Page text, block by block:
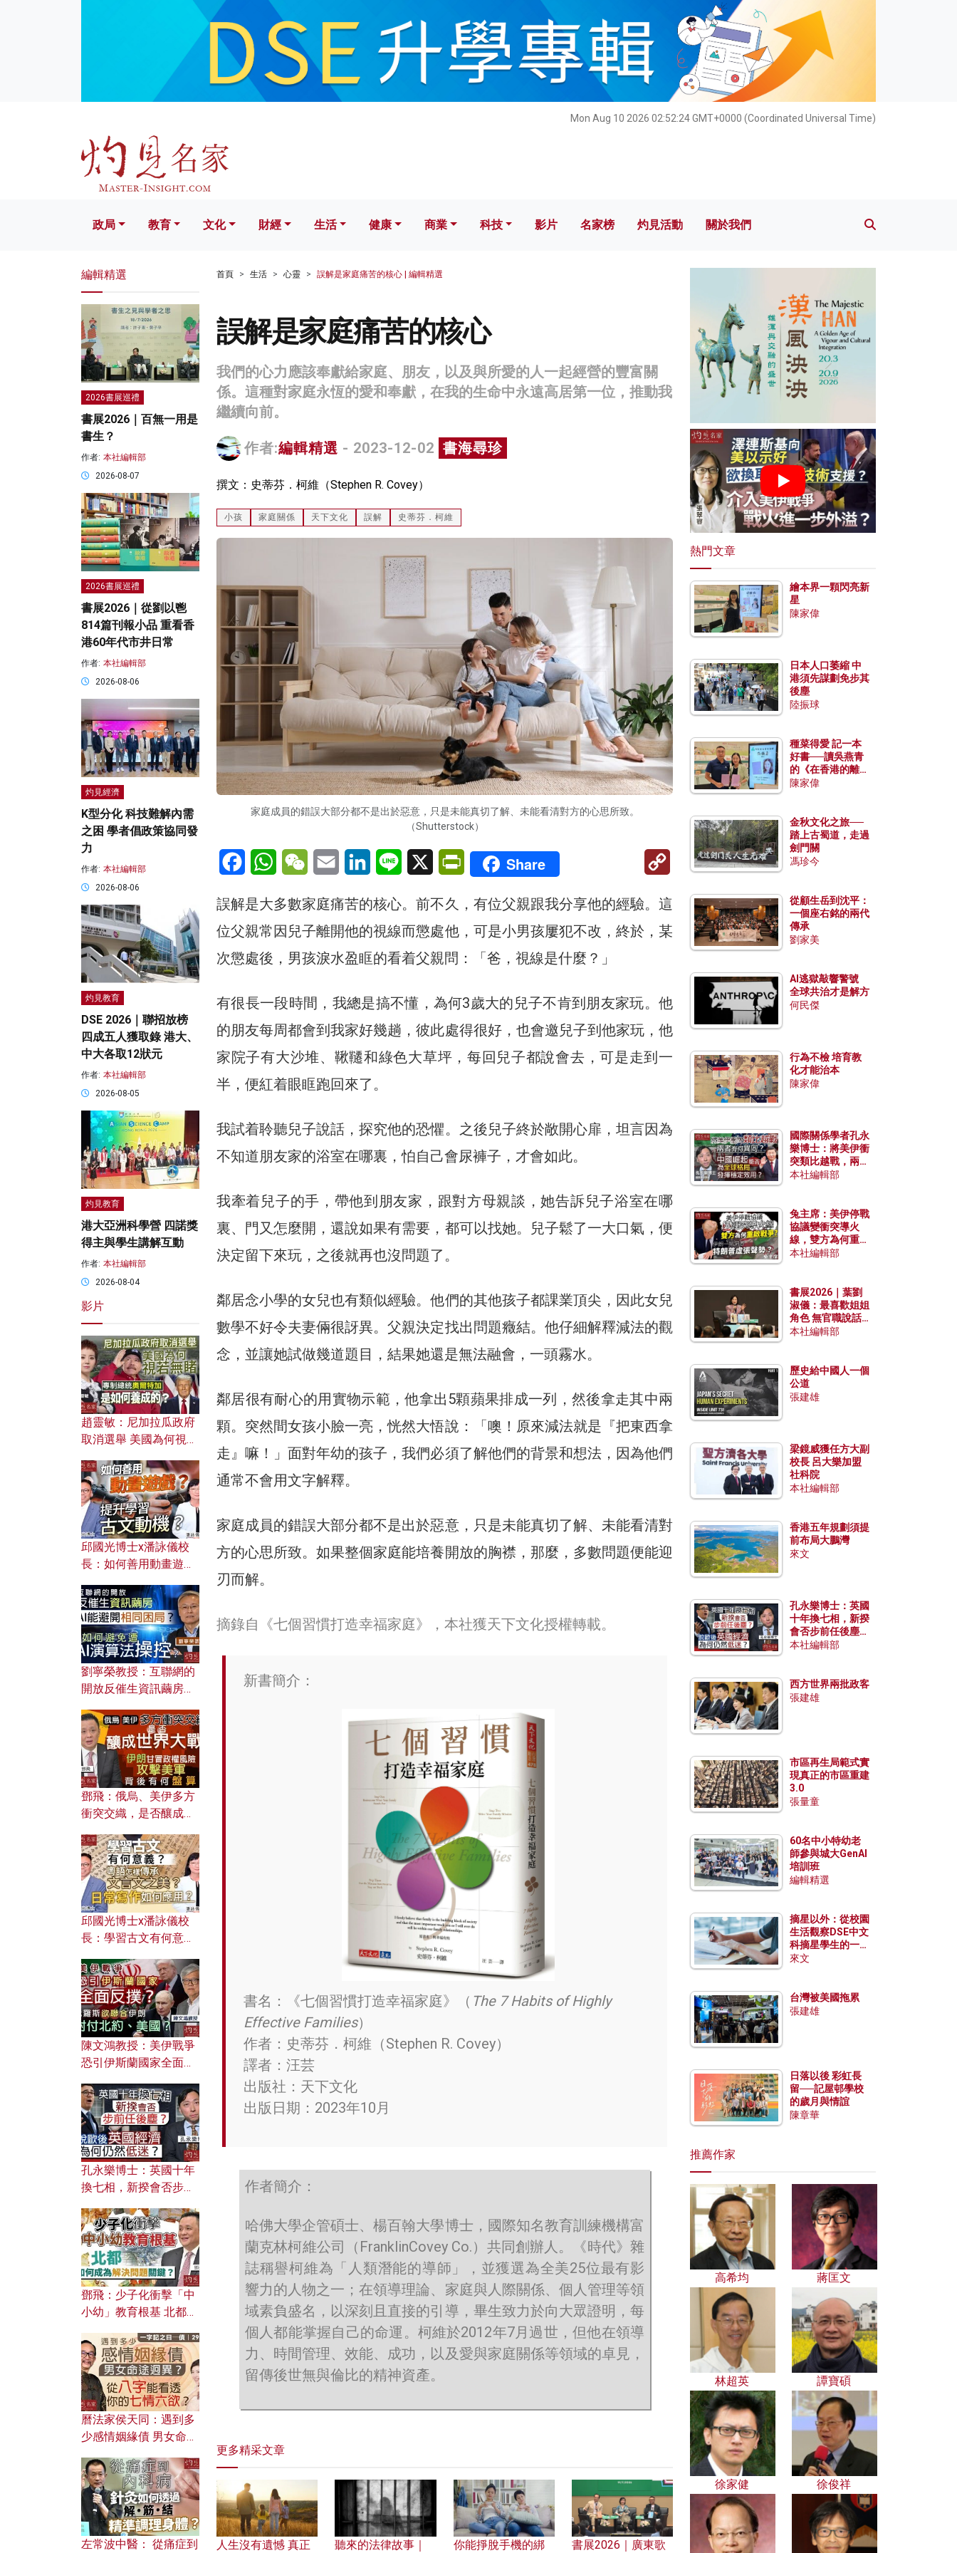
Mon Aug 10 2026 02:52:25 GMT+0000 (Coordinated Universal Time)
文化 財經 生活 健康 科技 影片 名家榜 灼見活動 關於我們
政局 教育 文化 財經 生活 健康 商業 科技 影片 名家榜 灼見活動 關於我們
首頁 生活 心靈 誤解是家庭痛苦的核心 | 編輯精選
誤解是家庭痛苦的核心
我們的心力應該奉獻給家庭、朋友，以及與所愛的人一起經營的豐富關
係。這種對家庭永恆的愛和奉獻，在我的生命中永遠高居第一位，推動我
繼續向前。
作者:編輯精選 - 2023-12-02 書海尋珍
撰文：史蒂芬．柯維（Stephen R. Covey）
小孩 家庭關係 天下文化 誤解 史蒂芬．柯維
家庭成員的錯誤大部分都不是出於惡意，只是未能真切了解、未能看清對方的心思所致。
（Shutterstock）
FacebookWhatsAppWeChatEmail LinkedInLine X PrintFriendly
Share
Copy
誤解是大多數家庭痛苦的核心。前不久，有位父親跟我分享他的經驗。這
位父親常因兒子離開他的視線而懲處他，可是小男孩屢犯不改，終於，某
次懲處後，男孩淚水盈眶的看着父親問：「爸，視線是什麼？」
有很長一段時間，我總是搞不懂，為何3歲大的兒子不肯到朋友家玩。他
的朋友每周都會到我家好幾趟，彼此處得很好，也會邀兒子到他家玩，他
家院子有大沙堆、鞦韆和綠色大草坪，每回兒子都說會去，可是走到一
半，便紅着眼眶跑回來了。
我試着聆聽兒子說話，探究他的恐懼。之後兒子終於敞開心扉，坦言因為
不知道朋友家的浴室在哪裏，怕自己會尿褲子，才會如此。
我牽着兒子的手，帶他到朋友家，跟對方母親談，她告訴兒子浴室在哪
裏、門又怎麼開，還說如果有需要，都可以找她。兒子鬆了一大口氣，便
決定留下來玩，之後就再也沒問題了。
鄰居念小學的女兒也有類似經驗。他們的其他孩子都課業頂尖，因此女兒
數學不好令夫妻倆很訝異。父親決定找出問題癥結。他仔細解釋減法的觀
念，並讓她試做幾道題目，結果她還是無法融會，一頭霧水。
鄰居很有耐心的用實物示範，他拿出5顆蘋果排成一列，然後拿走其中兩
顆。突然間女孩小臉一亮，恍然大悟說：「噢！原來減法就是『把東西拿
走』嘛！」面對年幼的孩子，我們必須了解他們的背景和想法，因為他們
通常不會用文字解釋。
家庭成員的錯誤大部分都不是出於惡意，只是未能真切了解、未能看清對
方的心思所致。如果整個家庭能培養開放的胸襟，那麼，多數問題便能迎
刃而解。
摘錄自《七個習慣打造幸福家庭》，本社獲天下文化授權轉載。
新書簡介：
書名：《七個習慣打造幸福家庭》（ The 7 Habits of Highly
Effective Families）
作者：史蒂芬．柯維（Stephen R. Covey）
譯者：汪芸
出版社：天下文化
出版日期：2023年10月
作者簡介：
哈佛大學企管碩士、楊百翰大學博士，國際知名教育訓練機構富
蘭克林柯維公司（FranklinCovey Co.）共同創辦人。《時代》雜
誌稱譽柯維為「人類潛能的導師」，並獲選為全美25位最有影
響力的人物之一；在領導理論、家庭與人際關係、個人管理等領
域素負盛名，以深刻且直接的引導，畢生致力於向大眾證明，每
個人都能掌握自己的命運。柯維於2012年7月過世，但他在領導
力、時間管理、效能、成功，以及愛與家庭關係等領域的卓見，
留傳後世無與倫比的精神資產。
更多精采文章
人生沒有遺憾 真正 聽來的法律故事｜ 你能掙脫手機的綁 書展2026｜廣東歌
編輯精選
2026書展巡禮
書展2026｜百無一用是
書生？
作者: 本社編輯部
2026-08-07
2026書展巡禮
書展2026｜從劉以鬯
814篇刊報小品 重看香
港60年代市井日常
作者: 本社編輯部
2026-08-06
灼見經濟
K型分化 科技難解內需
之困 學者倡政策協同發
力
作者: 本社編輯部
2026-08-06
灼見教育
DSE 2026｜聯招放榜
四成五人獲取錄 港大、
中大各取12狀元
作者: 本社編輯部
2026-08-05
灼見教育
港大亞洲科學營 四諾獎
得主與學生講解互動
作者: 本社編輯部
2026-08-04
影片
趙靈敏：尼加拉瓜政府
取消選舉 美國為何視若
加是如何養成的？
邱國光博士x潘詠儀校
長：如何善用動畫遊戲
劉寧榮教授：互聯網的
開放反催生資訊繭房，
何避免遭AI演算法操
控？
鄧飛：俄烏、美伊多方
衝突交織，是否釀成世
風險攻擊美軍，背後有
何盤算？
邱國光博士x潘詠儀校
長：學習古文有何意
文之美？ 日常寫作如何
應用？
陳文鴻教授：美伊戰爭
恐引伊斯蘭國家全面反
對付北約美國？
孔永樂博士：英國十年
換七相，新揆會否步前
濟為何仍然低迷？
鄧飛：少子化衝擊「中
小幼」教育根基 北都如
曆法家侯天同：遇到多
少感情姻緣債 男女命途
的七情六欲？
左常波中醫： 從痛症到
熱門文章
繪本界一顆閃亮新
星
陳家偉
日本人口萎縮 中
港須先謀劃免步其
後塵
陸振球
種菜得愛 記一本
好書──讀吳燕青
的《在香港的離島
種菜》
陳家偉
金秋文化之旅──
踏上古蜀道，走過
劍門關
馮珍今
從顧生岳到沈平：
一個座右銘的兩代
傳承
劉家美
AI逃獄敲響警號
全球共治才是解方
何民傑
行為不檢 培育教
化才能治本
陳家偉
國際關係學者孔永
樂博士：將美伊衝
突類比越戰，兩者
有何異同？中國崛
本社編輯部
兔主席：美伊停戰
協議變衝突導火
線，雙方為何重啟
戰爭？伊朗一早洞
本社編輯部
書展2026｜葉劉
淑儀：最喜歡姐姐
角色 無官職說話
包袱少
本社編輯部
歷史給中國人一個
公道
張建雄
梁鏡威獲任方大副
校長 呂大樂加盟
社科院
本社編輯部
香港五年規劃須提
前布局大鵬灣
來文
孔永樂博士：英國
十年換七相，新揆
會否步前任後塵？
脫歐後英國經濟為
本社編輯部
西方世界兩批政客
張建雄
市區再生局範式實
現真正的市區重建
3.0
張量童
60名中小特幼老
師參與城大GenAI
培訓班
編輯精選
摘星以外：從校園
生活觀察DSE中文
科摘星學生的一點
特質
來文
台灣被美國拖累
張建雄
日落以後 彩虹長
留──記屋邨學校
的歲月與情誼
陳章華
推薦作家
高希均 蔣匡文
林超英 譚寶碩
徐家健 徐俊祥